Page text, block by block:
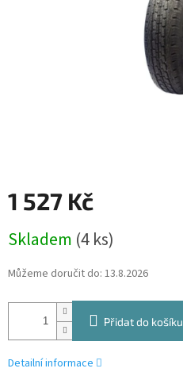
1 527 Kč
cena:
Skladem (4 ks)
Můžeme doručit do: 13.8.2026
Přidat do košíku
Detailní informace